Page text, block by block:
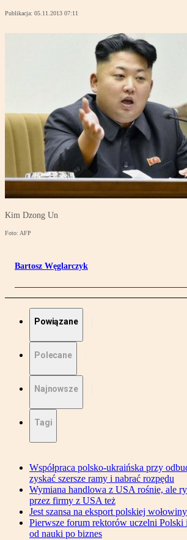
Publikacja: 05.11.2013 07:11
Kim Dzong Un
Foto: AFP
Bartosz Węglarczyk
Powiązane
Polecane
Najnowsze
Tagi
Współpraca polsko-ukraińska przy
zyskać szersze ramy i nabrać rozpędu
Wymiana handlowa z USA rośnie, ale
przez firmy z USA też
Jest szansa na eksport polskiej
Pierwsze forum rektorów uczelni Polski
od nauki po biznes